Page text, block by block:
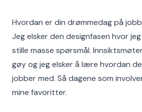
Hvordan er din drømmedag på
Jeg elsker den designfasen hvor
stille masse spørsmål.
gøy og jeg elsker å lære hvordan
jobber med. Så dagene som
mine favoritter.